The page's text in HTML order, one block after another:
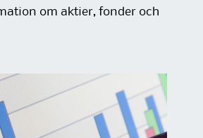
om aktier, fonder och